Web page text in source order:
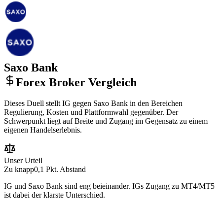
Saxo Bank
Forex Broker Vergleich
Dieses Duell stellt IG gegen Saxo Bank in den Bereichen
Regulierung, Kosten und Plattformwahl gegenüber. Der
Schwerpunkt liegt auf Breite und Zugang im Gegensatz zu einem
eigenen Handelserlebnis.
Unser Urteil
Zu knapp0,1 Pkt. Abstand
IG und Saxo Bank sind eng beieinander. IGs Zugang zu MT4/MT5
ist dabei der klarste Unterschied.